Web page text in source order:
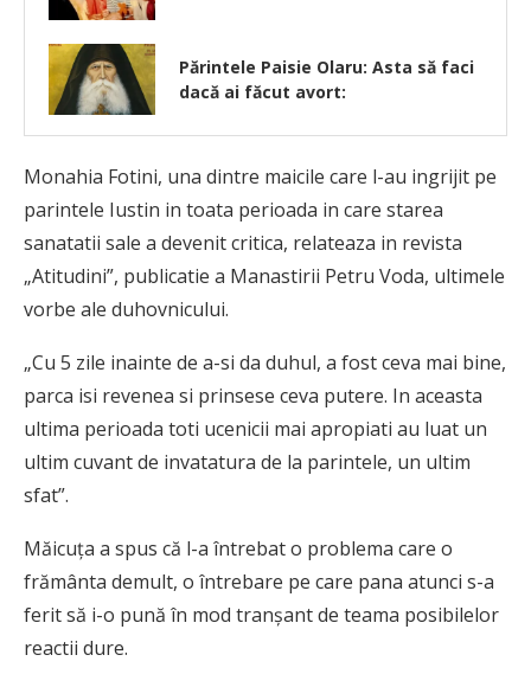
Părintele Paisie Olaru: Asta să faci
dacă ai făcut avort:
Monahia Fotini, una dintre maicile care l-au ingrijit pe
parintele Iustin in toata perioada in care starea
sanatatii sale a devenit critica, relateaza in revista
„Atitudini”, publicatie a Manastirii Petru Voda, ultimele
vorbe ale duhovnicului.
„Cu 5 zile inainte de a-si da duhul, a fost ceva mai bine,
parca isi revenea si prinsese ceva putere. In aceasta
ultima perioada toti ucenicii mai apropiati au luat un
ultim cuvant de invatatura de la parintele, un ultim
sfat”.
Măicuța a spus că l-a întrebat o problema care o
frământa demult, o întrebare pe care pana atunci s-a
ferit să i-o pună în mod tranșant de teama posibilelor
reactii dure.